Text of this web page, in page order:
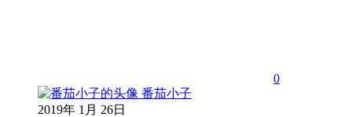
0
番茄小子
2019年 1月 26日